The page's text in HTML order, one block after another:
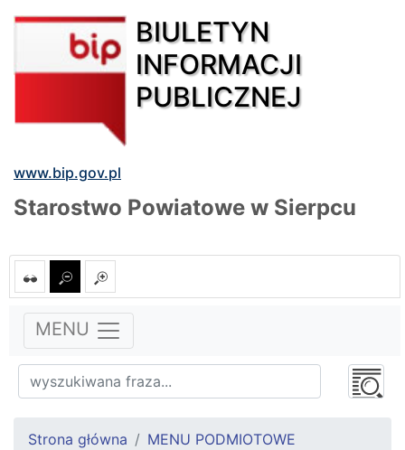
BIULETYN
INFORMACJI
PUBLICZNEJ
www.bip.gov.pl
Starostwo Powiatowe w Sierpcu
MENU
Strona główna
MENU PODMIOTOWE